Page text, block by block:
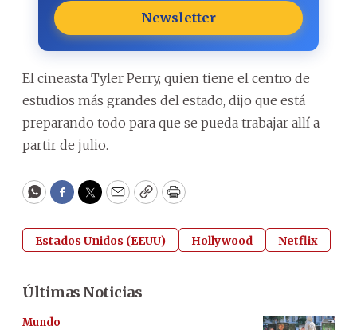
Newsletter
El cineasta Tyler Perry, quien tiene el centro de
estudios más grandes del estado, dijo que está
preparando todo para que se pueda trabajar allí a
partir de julio.
WhatsApp
Facebook
Twitter
EmailCopyPrint
Estados Unidos (EEUU) Hollywood Netflix
Últimas Noticias
Mundo